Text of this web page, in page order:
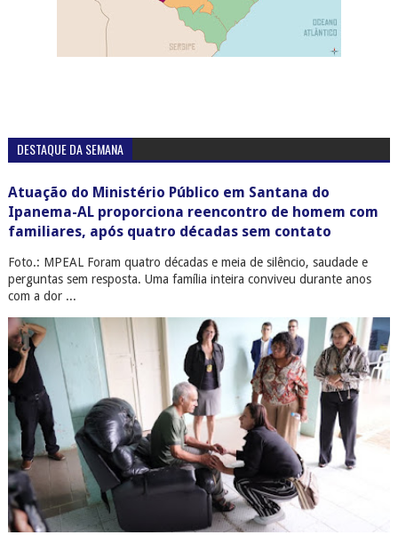
DESTAQUE DA SEMANA
Atuação do Ministério Público em Santana do
Ipanema-AL proporciona reencontro de homem com
familiares, após quatro décadas sem contato
Foto.: MPEAL Foram quatro décadas e meia de silêncio, saudade e
perguntas sem resposta. Uma família inteira conviveu durante anos
com a dor ...